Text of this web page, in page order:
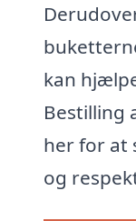
kan
Bestilling
her for at
og